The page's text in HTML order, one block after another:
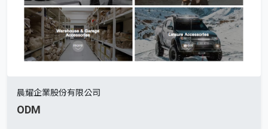
晨耀企業股份有限公司
ODM